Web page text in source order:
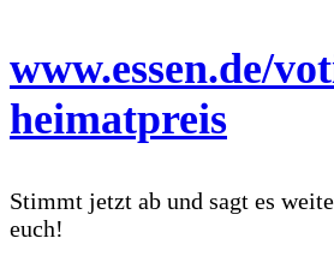
www.essen.de/
heimatpreis
Stimmt jetzt ab und sagt es
euch!